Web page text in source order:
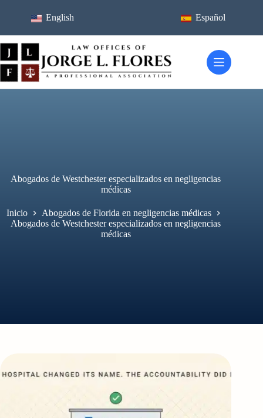
contenido
English Español
Abogados de Westchester especializados en negligencias
médicas
Inicio
Abogados de Florida en negligencias médicas
Abogados de Westchester especializados en negligencias
médicas